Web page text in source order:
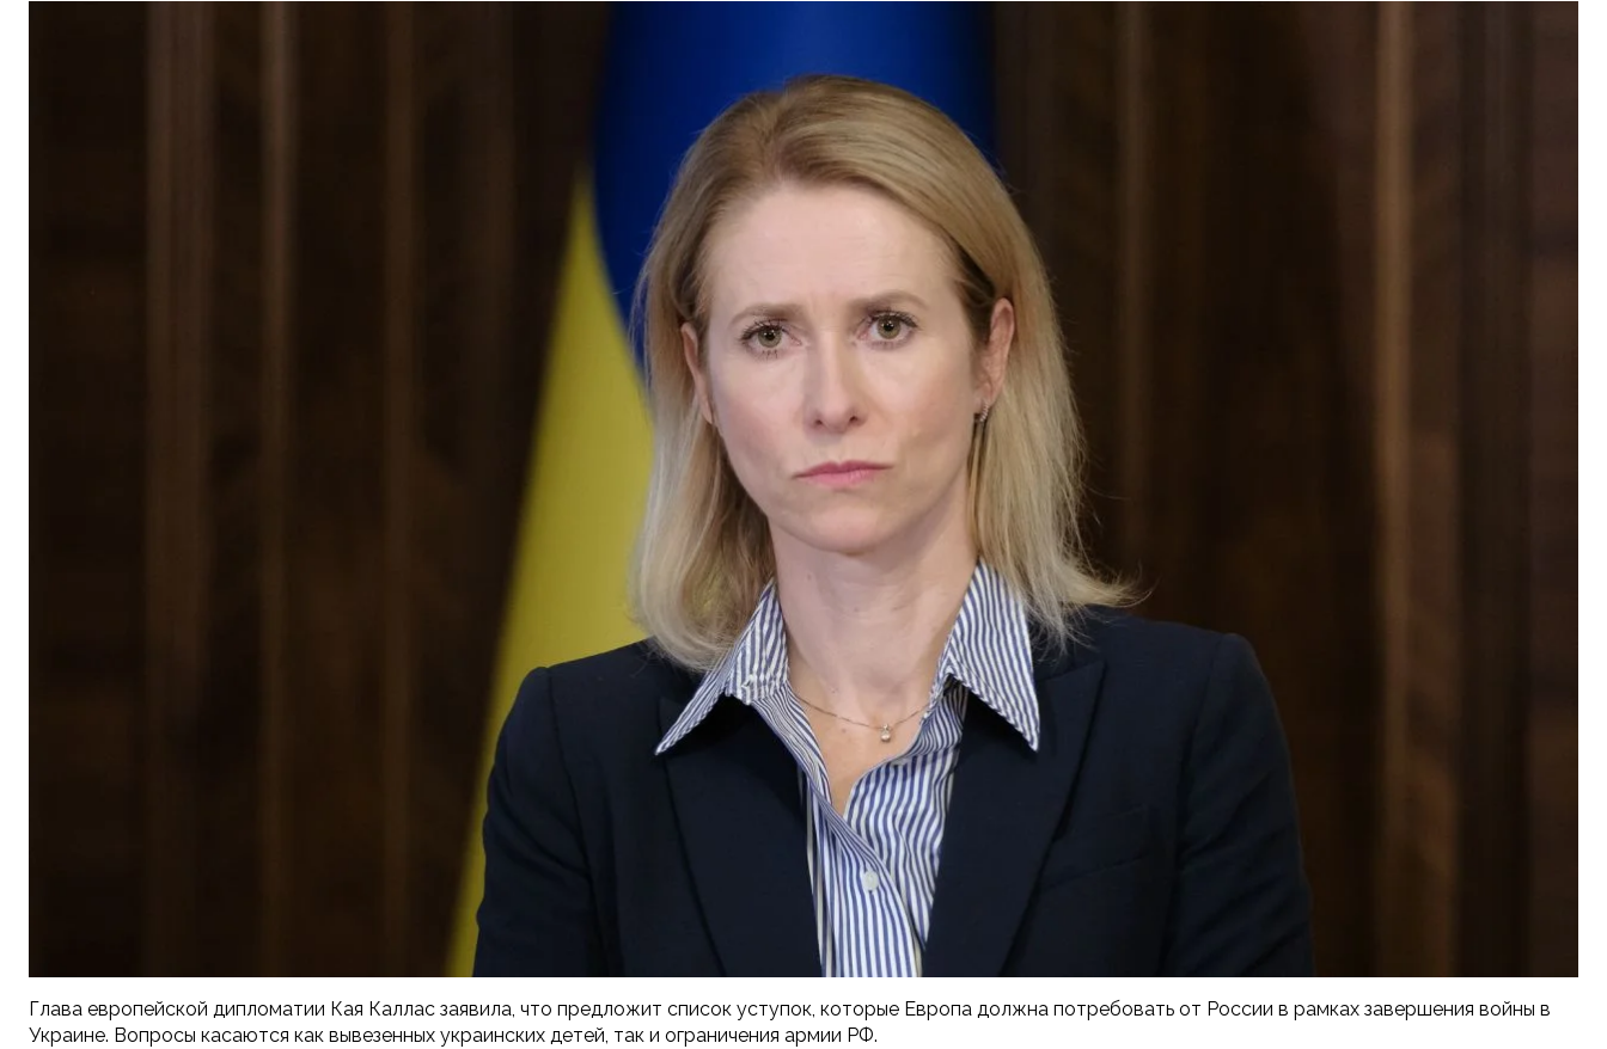
Глава европейской дипломатии Кая Каллас заявила, что предложит список уступок, которые Европа должна потребовать от России в рамках завершения войны в
Украине. Вопросы касаются как вывезенных украинских детей, так и ограничения армии РФ.